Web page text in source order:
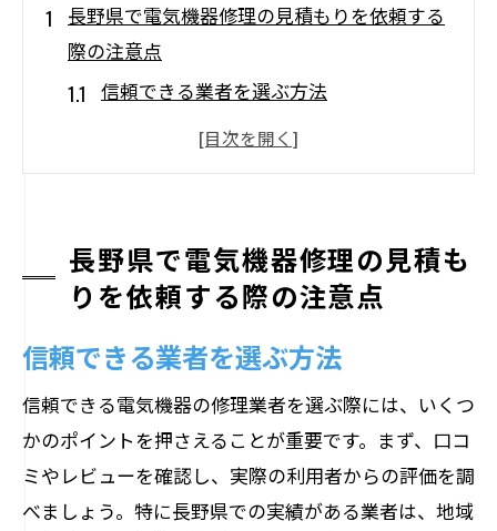
長野県で電気機器修理の見積もりを依頼する
際の注意点
信頼できる業者を選ぶ方法
見積もり依頼の際に必要な情報
見積もりの内容を比較検討する重要性
予想外の追加費用を避けるためのポイン
ト
にする方法
電気機器修理の料金見積もりで知っておくべ
きこと
見積もりの内訳を理解する
標準料金と追加費用の違い
長野県で電気機器修理の見積も
りを依頼する際の注意点
信頼できる業者を選ぶ方法
信頼できる電気機器の修理業者を選ぶ際には、いくつ
かのポイントを押さえることが重要です。まず、口コ
ミやレビューを確認し、実際の利用者からの評価を調
べましょう。特に長野県での実績がある業者は、地域